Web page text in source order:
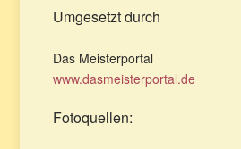
Umgesetzt durch
Das Meisterportal
www.dasmeisterportal.de
Fotoquellen: